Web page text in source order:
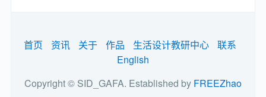
首页 资讯 关于 作品 生活设计教研中心
联系
English
Copyright © SID_GAFA. Established by FREEZhao